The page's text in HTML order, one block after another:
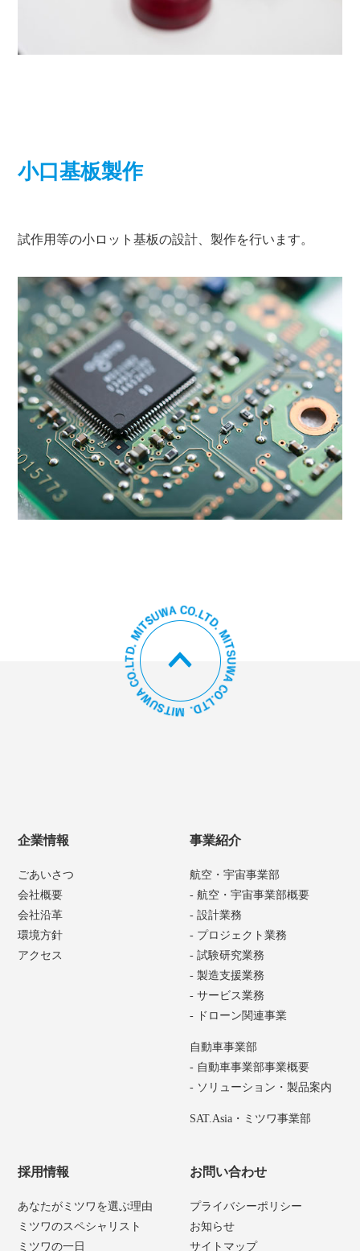
小口基板製作
試作用等の小ロット基板の設計、製作を行います。
企業情報
ごあいさつ
会社概要
会社沿革
環境方針
アクセス
事業紹介
航空・宇宙事業部
- 航空・宇宙事業部概要
- 設計業務
- プロジェクト業務
- 試験研究業務
- 製造支援業務
- サービス業務
- ドローン関連事業
自動車事業部
- 自動車事業部事業概要
- ソリューション・製品案内
SAT.Asia・ミツワ事業部
採用情報
あなたがミツワを選ぶ理由
ミツワのスペシャリスト
ミツワの一日
お問い合わせ
プライバシーポリシー
お知らせ
サイトマップ